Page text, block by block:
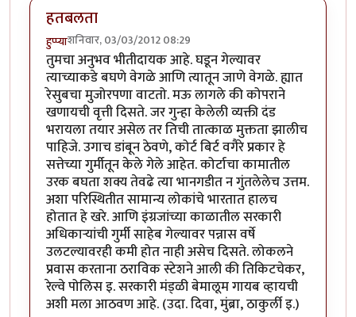
हतबलता
हुप्प्याशनिवार, 03/03/2012 08:29
तुमचा अनुभव भीतीदायक आहे. घडून गेल्यावर
त्याच्याकडे बघणे वेगळे आणि त्यातून जाणे वेगळे. ह्यात
रेसुबचा मुजोरपणा वाटतो. मऊ लागले की कोपराने
खणायची वृत्ती दिसते. जर गुन्हा केलेली व्यक्ती दंड
भरायला तयार असेल तर तिची तात्काळ मुक्तता झालीच
पाहिजे. उगाच डांबून ठेवणे, कोर्ट बिर्ट वगैरे प्रकार हे
सत्तेच्या गुर्मीतून केले गेले आहेत. कोर्टाचा कामातील
उरक बघता शक्य तेवढे त्या भानगडीत न गुंतलेलेच उत्तम.
अशा परिस्थितीत सामान्य लोकांचे भारतात हालच
होतात हे खरे. आणि इंग्रजांच्या काळातील सरकारी
अधिकार्‍यांची गुर्मी साहेब गेल्यावर पन्नास वर्षे
उलटल्यावरही कमी होत नाही असेच दिसते. लोकलने
प्रवास करताना ठराविक स्टेशने आली की तिकिटचेकर,
रेल्वे पोलिस इ. सरकारी मंड्ळी बेमालूम गायब व्हायची
अशी मला आठवण आहे. (उदा. दिवा, मुंब्रा, ठाकुर्ली इ.)